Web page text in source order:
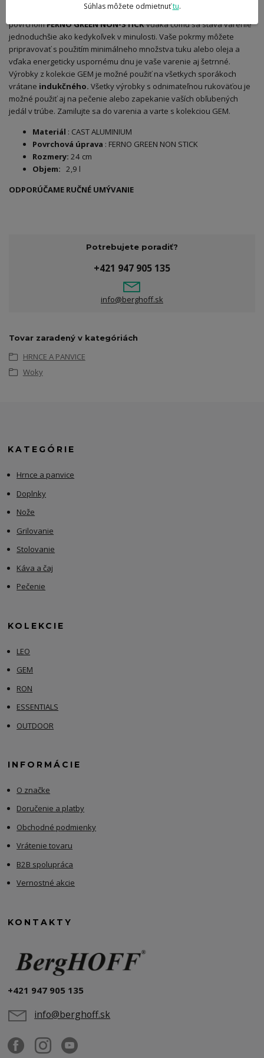
a hrnce sa vyznačujú vysokokvalitným keramickým
povrchomFERNO GREEN NON-STICKvďaka čomu sa stáva varenie
jednoduchšie ako kedykoľvek v minulosti. Vaše pokrmy môžete
pripravovať s použitím minimálneho množstva tuku alebo oleja a
vďaka energeticky uspornému dnu je vaše varenie aj šetrnné.
Výrobky z kolekcie GEM je možné použiť na všetkych sporákoch
vrátane indukčného. Všetky výrobky s odnimateľnou rukoväťou je
možné použiť aj na pečenie alebo zapekanie vaších obľubených
jedál v trúbe. Zamilujte sa do varenia a varte s kolekciou GEM.
Materiál : CAST ALUMINIUM
Povrchová úprava : FERNO GREEN NON STICK
Rozmery: 24 cm
Objem: 2,9 l
ODPORÚČAME RUČNÉ UMÝVANIE
Potrebujete poradiť?
+421 947 905 135
info@berghoff.sk
Tovar zaradený v kategóriách
HRNCE A PANVICE
Woky
KATEGÓRIE
Hrnce a panvice
Doplnky
Nože
Grilovanie
Stolovanie
Káva a čaj
Pečenie
KOLEKCIE
LEO
GEM
RON
ESSENTIALS
OUTDOOR
INFORMÁCIE
O značke
Doručenie a platby
Obchodné podmienky
Vrátenie tovaru
B2B spolupráca
Vernostné akcie
KONTAKTY
+421 947 905 135
info@berghoff.sk
Súhlas môžete odmietnuťtu.